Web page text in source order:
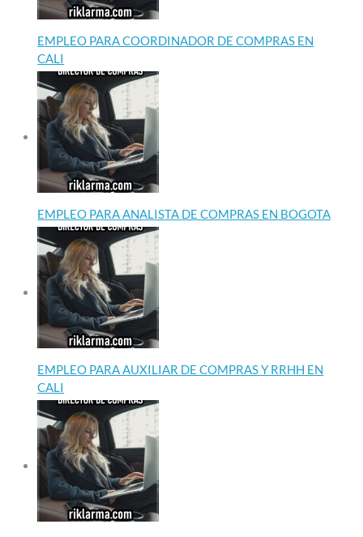
EMPLEO PARA COORDINADOR DE COMPRAS EN
CALI
EMPLEO PARA ANALISTA DE COMPRAS EN BOGOTA
EMPLEO PARA AUXILIAR DE COMPRAS Y RRHH EN
CALI